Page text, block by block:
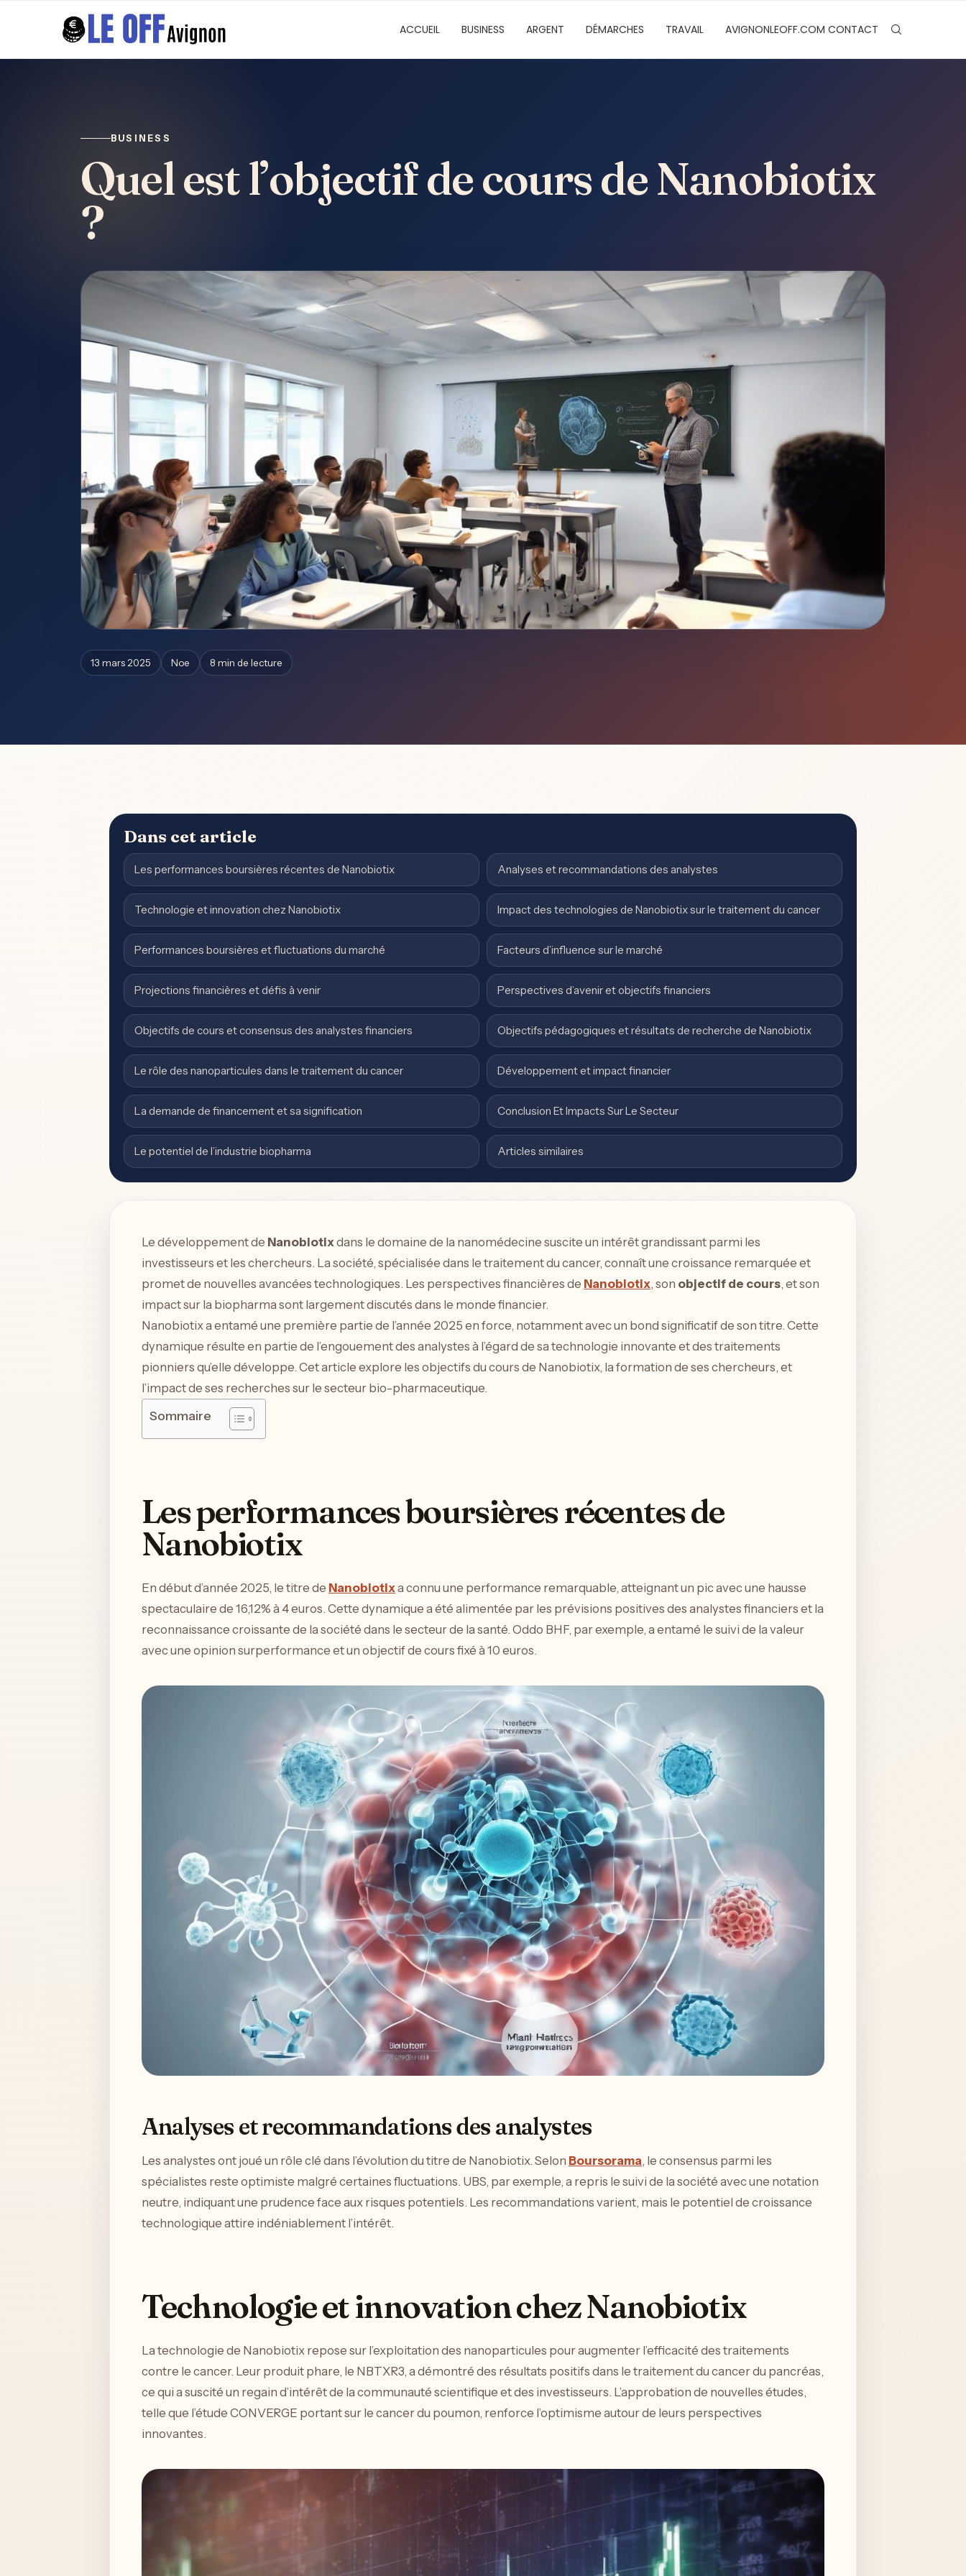
ACCUEIL BUSINESS ARGENT DÉMARCHES TRAVAIL AVIGNONLEOFF.COM CONTACT
BUSINESS
Quel est l’objectif de cours de Nanobiotix
?
13 mars 2025 Noe 8 min de lecture
Dans cet article
Les performances boursières récentes de Nanobiotix Analyses et recommandations des analystes
Technologie et innovation chez Nanobiotix Impact des technologies de Nanobiotix sur le traitement du cancer
Performances boursières et fluctuations du marché Facteurs d’influence sur le marché
Projections financières et défis à venir Perspectives d’avenir et objectifs financiers
Objectifs de cours et consensus des analystes financiers Objectifs pédagogiques et résultats de recherche de Nanobiotix
Le rôle des nanoparticules dans le traitement du cancer Développement et impact financier
La demande de financement et sa signification Conclusion Et Impacts Sur Le Secteur
Le potentiel de l’industrie biopharma Articles similaires
Le développement de Nanobiotixdans le domaine de la nanomédecine suscite un intérêt grandissant parmi les
investisseurs et les chercheurs. La société, spécialisée dans le traitement du cancer, connaît une croissance remarquée et
promet de nouvelles avancées technologiques. Les perspectives financières de Nanobiotix, son objectif de cours, et son
impact sur la biopharma sont largement discutés dans le monde financier.
Nanobiotix a entamé une première partie de l’année 2025 en force, notamment avec un bond significatif de son titre. Cette
dynamique résulte en partie de l’engouement des analystes à l’égard de sa technologie innovante et des traitements
pionniers qu’elle développe. Cet article explore les objectifs du cours de Nanobiotix, la formation de ses chercheurs, et
l’impact de ses recherches sur le secteur bio-pharmaceutique.
Sommaire
Les performances boursières récentes de
Nanobiotix
En début d’année 2025, le titre de Nanobiotixa connu une performance remarquable, atteignant un pic avec une hausse
spectaculaire de 16,12% à 4 euros. Cette dynamique a été alimentée par les prévisions positives des analystes financiers et la
reconnaissance croissante de la société dans le secteur de la santé. Oddo BHF, par exemple, a entamé le suivi de la valeur
avec une opinion surperformance et un objectif de cours fixé à 10 euros.
Analyses et recommandations des analystes
Les analystes ont joué un rôle clé dans l’évolution du titre de Nanobiotix. Selon Boursorama, le consensus parmi les
spécialistes reste optimiste malgré certaines fluctuations. UBS, par exemple, a repris le suivi de la société avec une notation
neutre, indiquant une prudence face aux risques potentiels. Les recommandations varient, mais le potentiel de croissance
technologique attire indéniablement l’intérêt.
Technologie et innovation chez Nanobiotix
La technologie de Nanobiotix repose sur l’exploitation des nanoparticules pour augmenter l’efficacité des traitements
contre le cancer. Leur produit phare, le NBTXR3, a démontré des résultats positifs dans le traitement du cancer du pancréas,
ce qui a suscité un regain d’intérêt de la communauté scientifique et des investisseurs. L’approbation de nouvelles études,
telle que l’étude CONVERGE portant sur le cancer du poumon, renforce l’optimisme autour de leurs perspectives
innovantes.